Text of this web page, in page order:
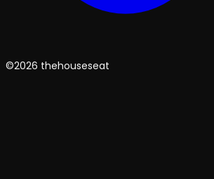
©2026 thehouseseat